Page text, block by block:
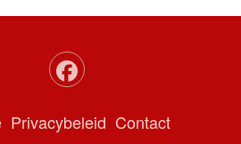
Privacybeleid Contact